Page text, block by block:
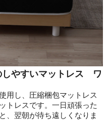
しやすいマットレス ワ
用し、圧縮梱包マットレス
トレスです。一日頑張った
、翌朝が待ち遠しくなりま